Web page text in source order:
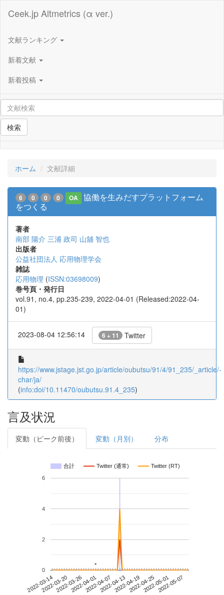
Ceek.jp Altmetrics (α ver.)
文献ランキング
新着文献
新着投稿
検索
ホーム 文献詳細
6 0 0 0 OA
協働を生みだすプラットフォーム
をつくる
著者
南部 陽介 三浦 政司 山舖 智也
出版者
公益社団法人 応用物理学会
雑誌
応用物理 (ISSN:03698009)
巻号頁・発行日
vol.91, no.4, pp.235-239, 2022-04-01 (Released:2022-04-
01)
2023-08-04 12:56:14 6 + 11 Twitter
https://www.jstage.jst.go.jp/article/oubutsu/91/4/91_235/_article/-
char/ja/
(info:doi/10.11470/oubutsu.91.4_235)
言及状況
変動（ピーク前後） 変動（月別） 分布
合計 Twitter (通常) Twitter (RT)
2022-03-142022-03-202022-03-262022-04-012022-04-072022-04-132022-04-192022-04-252022-05-012022-05-07
0
2
4
6
**